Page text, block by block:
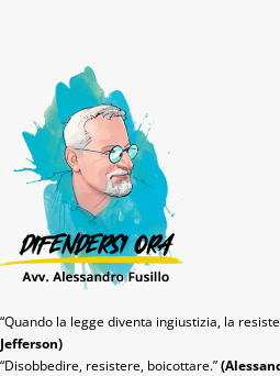
“Quando la legge diventa ingiustizia, la
Jefferson)
“Disobbedire, resistere, boicottare.”